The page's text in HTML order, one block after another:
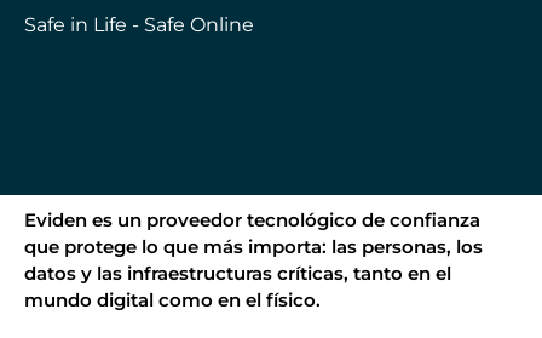
Safe in Life - Safe Online
Eviden es un proveedor tecnológico de confianza
que protege lo que más importa: las personas, los
datos y las infraestructuras críticas, tanto en el
mundo digital como en el físico.